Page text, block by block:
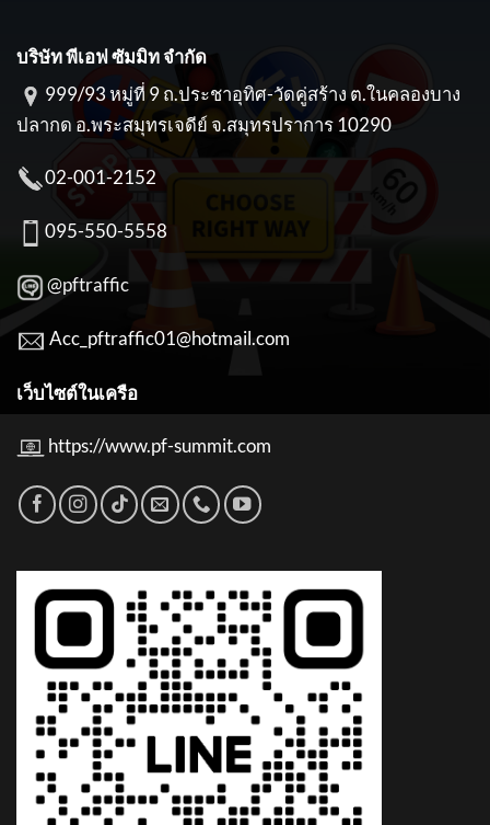
บริษัท พีเอฟ ซัมมิท จำกัด
999/93 หมู่ที่ 9 ถ.ประชาอุทิศ-วัดคู่สร้าง ต.ในคลองบาง
ปลากด อ.พระสมุทรเจดีย์ จ.สมุทรปราการ 10290
02-001-2152
095-550-5558
@pftraffic
Acc_pftraffic01@hotmail.com
เว็บไซต์ในเครือ
https://www.pf-summit.com